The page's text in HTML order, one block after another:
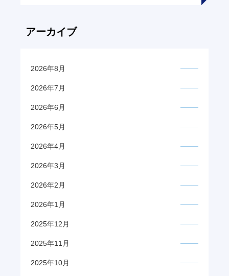
アーカイブ
2026年8月
2026年7月
2026年6月
2026年5月
2026年4月
2026年3月
2026年2月
2026年1月
2025年12月
2025年11月
2025年10月